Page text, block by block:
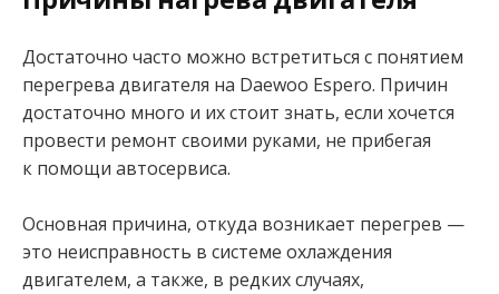
Достаточно часто можно встретиться с понятием
перегрева двигателя на Daewoo Espero. Причин
достаточно много и их стоит знать, если хочется
провести ремонт своими руками, не прибегая
к помощи автосервиса.
Основная причина, откуда возникает перегрев —
это неисправность в системе охлаждения
двигателем, а также, в редких случаях,